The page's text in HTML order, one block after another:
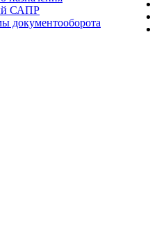
САПР
документооборота